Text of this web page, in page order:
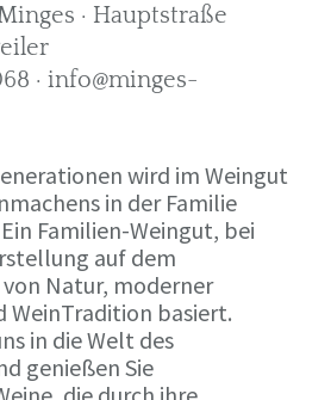
· Hauptstraße
· info@minges-
wird im Weingut
in der Familie
Familien-Weingut, bei
auf dem
Natur, moderner
WeinTradition basiert.
in die Welt des
genießen Sie